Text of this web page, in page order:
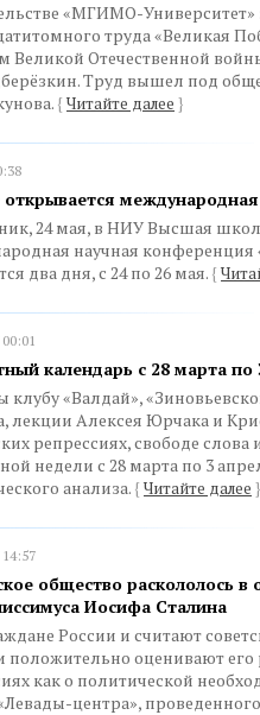
«МГИМО-
труда «Великая
Великой Отечественной
Труд вышел под
{ Читайте далее }
24 мая, в НИУ Высшая
научная конференция
два дня, с 24 по 26 мая. {
календарь с 28 марта по
клубу «Валдай»,
лекции Алексея Юрчака и
репрессиях, свободе
недели с 28 марта по 3
анализа. { Читайте далее }
общество раскололось
Иосифа Сталина
России и считают
положительно оценивают
как о политической
центра»,